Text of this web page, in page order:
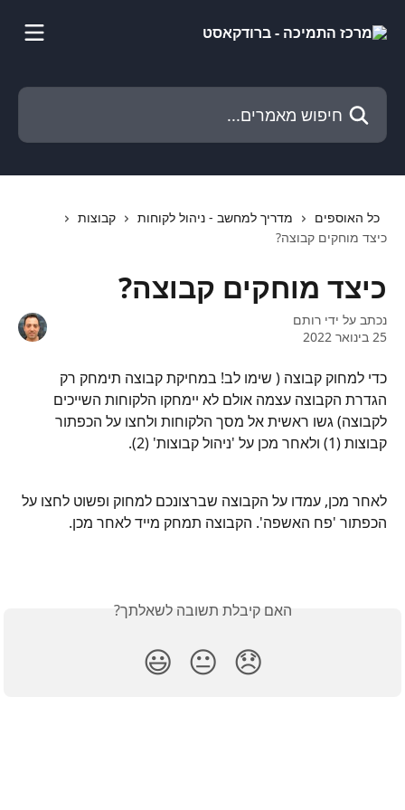
חיפוש מאמרים...
כל האוספים מדריך למחשב - ניהול לקוחות
קבוצות
כיצד מוחקים קבוצה?
כיצד מוחקים קבוצה?
נכתב על ידי רותם
25 בינואר 2022
כדי למחוק קבוצה ( שימו לב! במחיקת קבוצה תימחק רק
הגדרת הקבוצה עצמה אולם לא יימחקו הלקוחות השייכים
לקבוצה) גשו ראשית אל מסך הלקוחות ולחצו על הכפתור
קבוצות (1) ולאחר מכן על 'ניהול קבוצות' (2).
לאחר מכן, עמדו על הקבוצה שברצונכם למחוק ופשוט לחצו על
הכפתור 'פח האשפה'. הקבוצה תמחק מייד לאחר מכן.
האם קיבלת תשובה לשאלתך?
😞
😐
😃